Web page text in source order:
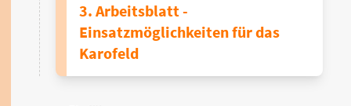
3. Arbeitsblatt -
Einsatzmöglichkeiten für das
Karofeld